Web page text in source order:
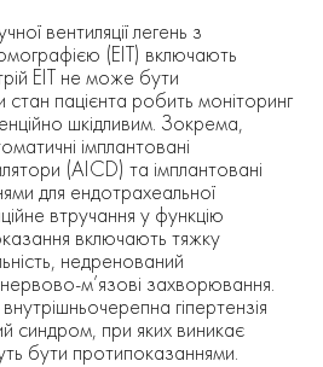
вентиляції легень з
(ЕІТ) включають
ЕІТ не може бути
пацієнта робить моніторинг
шкідливим. Зокрема,
імплантовані
(AICD) та імплантовані
для ендотрахеальної
втручання у функцію
включають тяжку
недренований
м’язові захворювання.
гіпертензія
синдром, при яких виникає
бути протипоказаннями.